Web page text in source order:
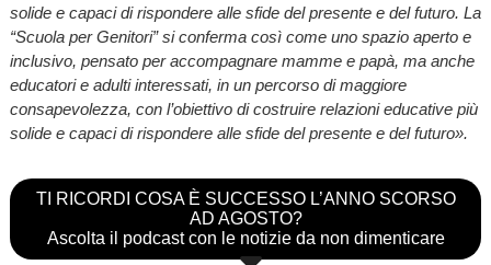
solide e capaci di rispondere alle sfide del presente e del futuro. La
“Scuola per Genitori” si conferma così come uno spazio aperto e
inclusivo, pensato per accompagnare mamme e papà, ma anche
educatori e adulti interessati, in un percorso di maggiore
consapevolezza, con l’obiettivo di costruire relazioni educative più
solide e capaci di rispondere alle sfide del presente e del futuro».
TI RICORDI COSA È SUCCESSO L’ANNO SCORSO
AD AGOSTO?
Ascolta il podcast con le notizie da non dimenticare